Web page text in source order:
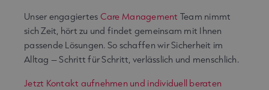
Unser engagiertes Care Management Team nimmt
sich Zeit, hört zu und findet gemeinsam mit Ihnen
passende Lösungen. So schaffen wir Sicherheit im
Alltag – Schritt für Schritt, verlässlich und menschlich.
Jetzt Kontakt aufnehmen und individuell beraten